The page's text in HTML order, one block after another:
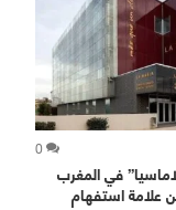
0
في المغرب
علامة استفهام